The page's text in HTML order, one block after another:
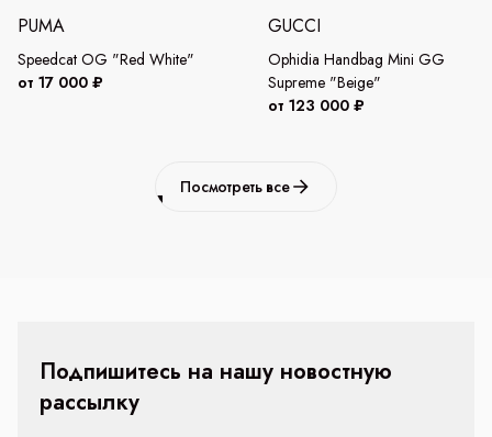
PUMA
Speedcat OG "Red White"
от 17 000 ₽
GUCCI
Ophidia Handbag Mini GG
Supreme "Beige"
от 123 000 ₽
Посмотреть все
Подпишитесь на нашу новостную
рассылку